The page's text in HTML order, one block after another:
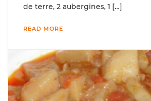
de terre, 2 aubergines, 1 […]
READ MORE